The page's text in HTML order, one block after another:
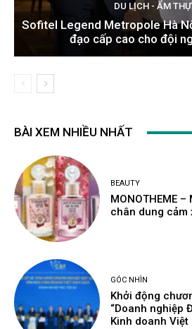
DU LỊCH - ẨM
Sofitel Legend Metropole Hà
đạo cấp cao cho đội
BÀI XEM NHIỀU NHẤT
BEAUTY
MONOTHEME
chân dung cảm
GÓC NHÌN
Khởi động
“Doanh nghiệp
Kinh doanh Việt